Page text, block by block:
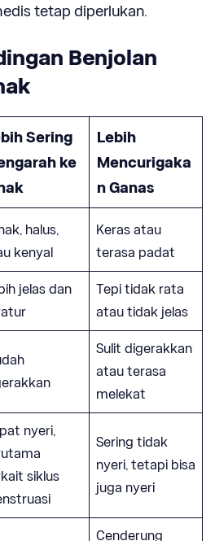
tetap diperlukan.
Benjolan
Sering
ke
Lebih
Mencurigaka
n Ganas
halus,
kenyal
Keras atau
terasa padat
jelas dan
Tepi tidak rata
atau tidak jelas
Sulit digerakkan
atau terasa
melekat
nyeri,
siklus
Sering tidak
nyeri, tetapi bisa
juga nyeri
Cenderung